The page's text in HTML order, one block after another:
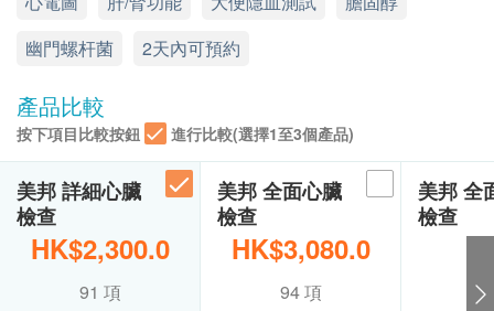
脈搏率
體重
血脂
總膽固醇
三酸甘油脂
高密度膽固醇
低密度膽固醇
健康檢查計劃只適用於10歲或以上之人士
未成年客人體檢指引 (10歲至18歳以下人士)
(1) 有家長或監護人陪同者
在中心即場簽署同意書，並出示身份證明文件，經
核實無誤後可提供服務。
(2) 沒有家長或監護人陪同者
預先取同意書並由家長或監護人簽署妥當，客人可
熱線電話：(852) 2369 0680
幽門螺杆菌
2天內可預約
產品比較
按下項目比較按鈕 進行比較(選擇1至3個產品)
美邦 詳細心臟
檢查
HK$2,300.0
91 項
美邦 全面心臟
檢查
HK$3,080.0
94 項
美邦 全
檢查